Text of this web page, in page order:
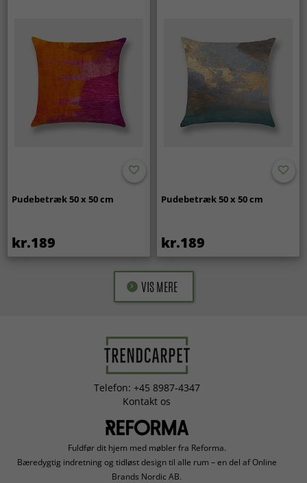
Pudebetræk 50 x 50 cm
kr.189
Pudebetræk 50 x 50 cm
kr.189
VIS MERE
Telefon: +45 8987-4347
Kontakt os
Fuldfør dit hjem med møbler fra Reforma.
Bæredygtig indretning og tidløst design til alle rum – en del af Online
Brands Nordic AB.